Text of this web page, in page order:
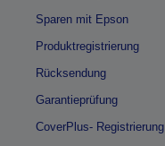
Sparen mit Epson
Produktregistrierung
Rücksendung
Garantieprüfung
CoverPlus- Registrierung